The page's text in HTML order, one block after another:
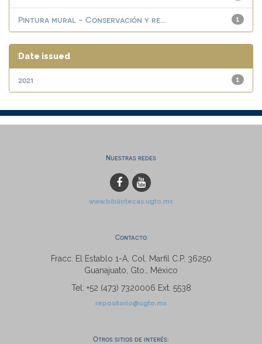
1
Pintura mural - Conservación y re...
Date issued
1
2021
Nuestras redes
www.bibliotecas.ugto.mx
Contacto
Fracc. El Establo 1-A, Col. Marfil C.P. 36250
Guanajuato, Gto., México
Tel: +52 (473) 7320006 Ext. 5538
repositorio@ugto.mx
Otros sitios de interés: